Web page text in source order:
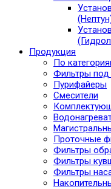
Продукция
По
Фильтры под
Пурифайеры
Смесители
Проточные
Фильтры
Фильтры
Фильтры